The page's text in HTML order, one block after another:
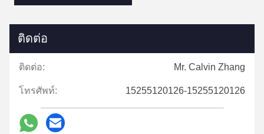
ติดต่อ
ติดต่อ: Mr. Calvin Zhang
โทรศัพท์: 15255120126-15255120126